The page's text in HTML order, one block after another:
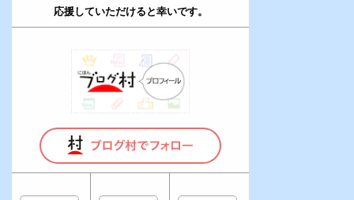
応援していただけると幸いです。